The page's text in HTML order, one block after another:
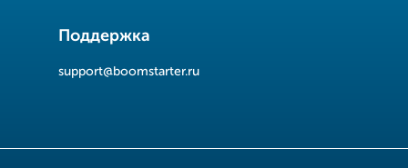
Поддержка
support@boomstarter.ru